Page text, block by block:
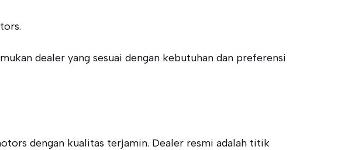
dealer yang sesuai dengan kebutuhan dan preferensi
dengan kualitas terjamin. Dealer resmi adalah titik